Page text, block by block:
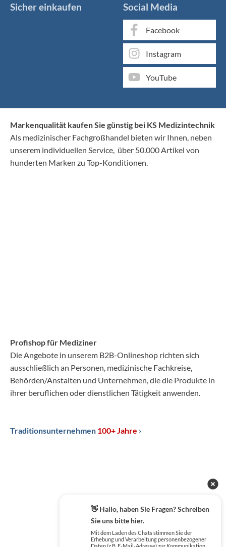
Sicher einkaufen Social Media
Facebook
Instagram
YouTube
Markenqualität kaufen Sie günstig bei KS Medizintechnik
Als medizinischer Fachgroßhandel bieten wir Ihnen, neben
unserem individuellen Service, über 50.000 Artikel von
hunderten Marken zu Top-Konditionen.
Profishop für Mediziner
Die Angebote in unserem B2B-Onlineshop richten sich
ausschließlich an Personen, medizinische Fachkreise,
Behörden/Anstalten und Unternehmen, die die Produkte in
ihrer beruflichen oder dienstlichen Tätigkeit anwenden.
Traditionsunternehmen 100+ Jahre ›
👋 Hallo, haben Sie Fragen? Schreiben
Sie uns bitte hier.
Mit dem Laden des Chats stimmen Sie der
Erhebung und Verarbeitung personenbezogener
Daten (z.B. E-Mail-Adresse) zur Kommunikation